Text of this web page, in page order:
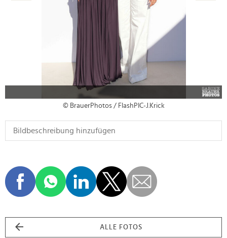
© BrauerPhotos / FlashPIC-J.Krick
ALLE FOTOS